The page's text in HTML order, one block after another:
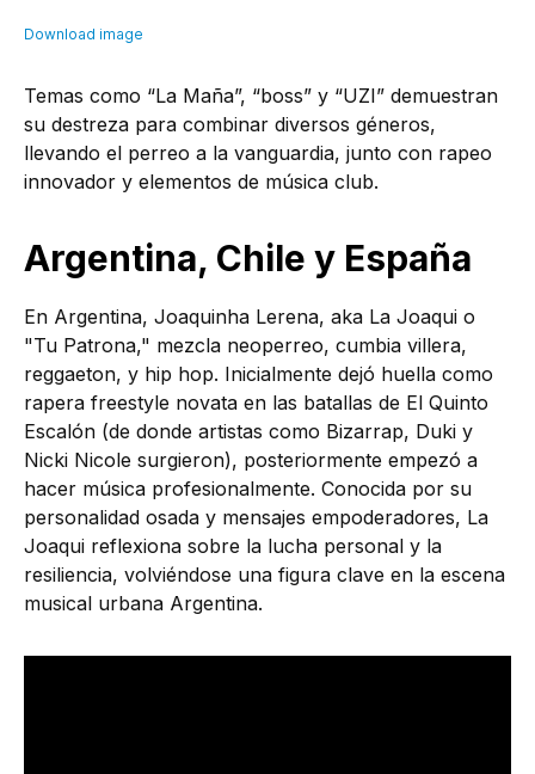
Temas como “La Maña”, “boss” y “UZI” demuestran
su destreza para combinar diversos géneros,
llevando el perreo a la vanguardia, junto con rapeo
innovador y elementos de música club.
Argentina, Chile y España
En Argentina, Joaquinha Lerena, aka La Joaqui o
"Tu Patrona," mezcla neoperreo, cumbia villera,
reggaeton, y hip hop. Inicialmente dejó huella como
rapera freestyle novata en las batallas de El Quinto
Escalón (de donde artistas como Bizarrap, Duki y
Nicki Nicole surgieron), posteriormente empezó a
hacer música profesionalmente. Conocida por su
personalidad osada y mensajes empoderadores, La
Joaqui reflexiona sobre la lucha personal y la
resiliencia, volviéndose una figura clave en la escena
musical urbana Argentina.